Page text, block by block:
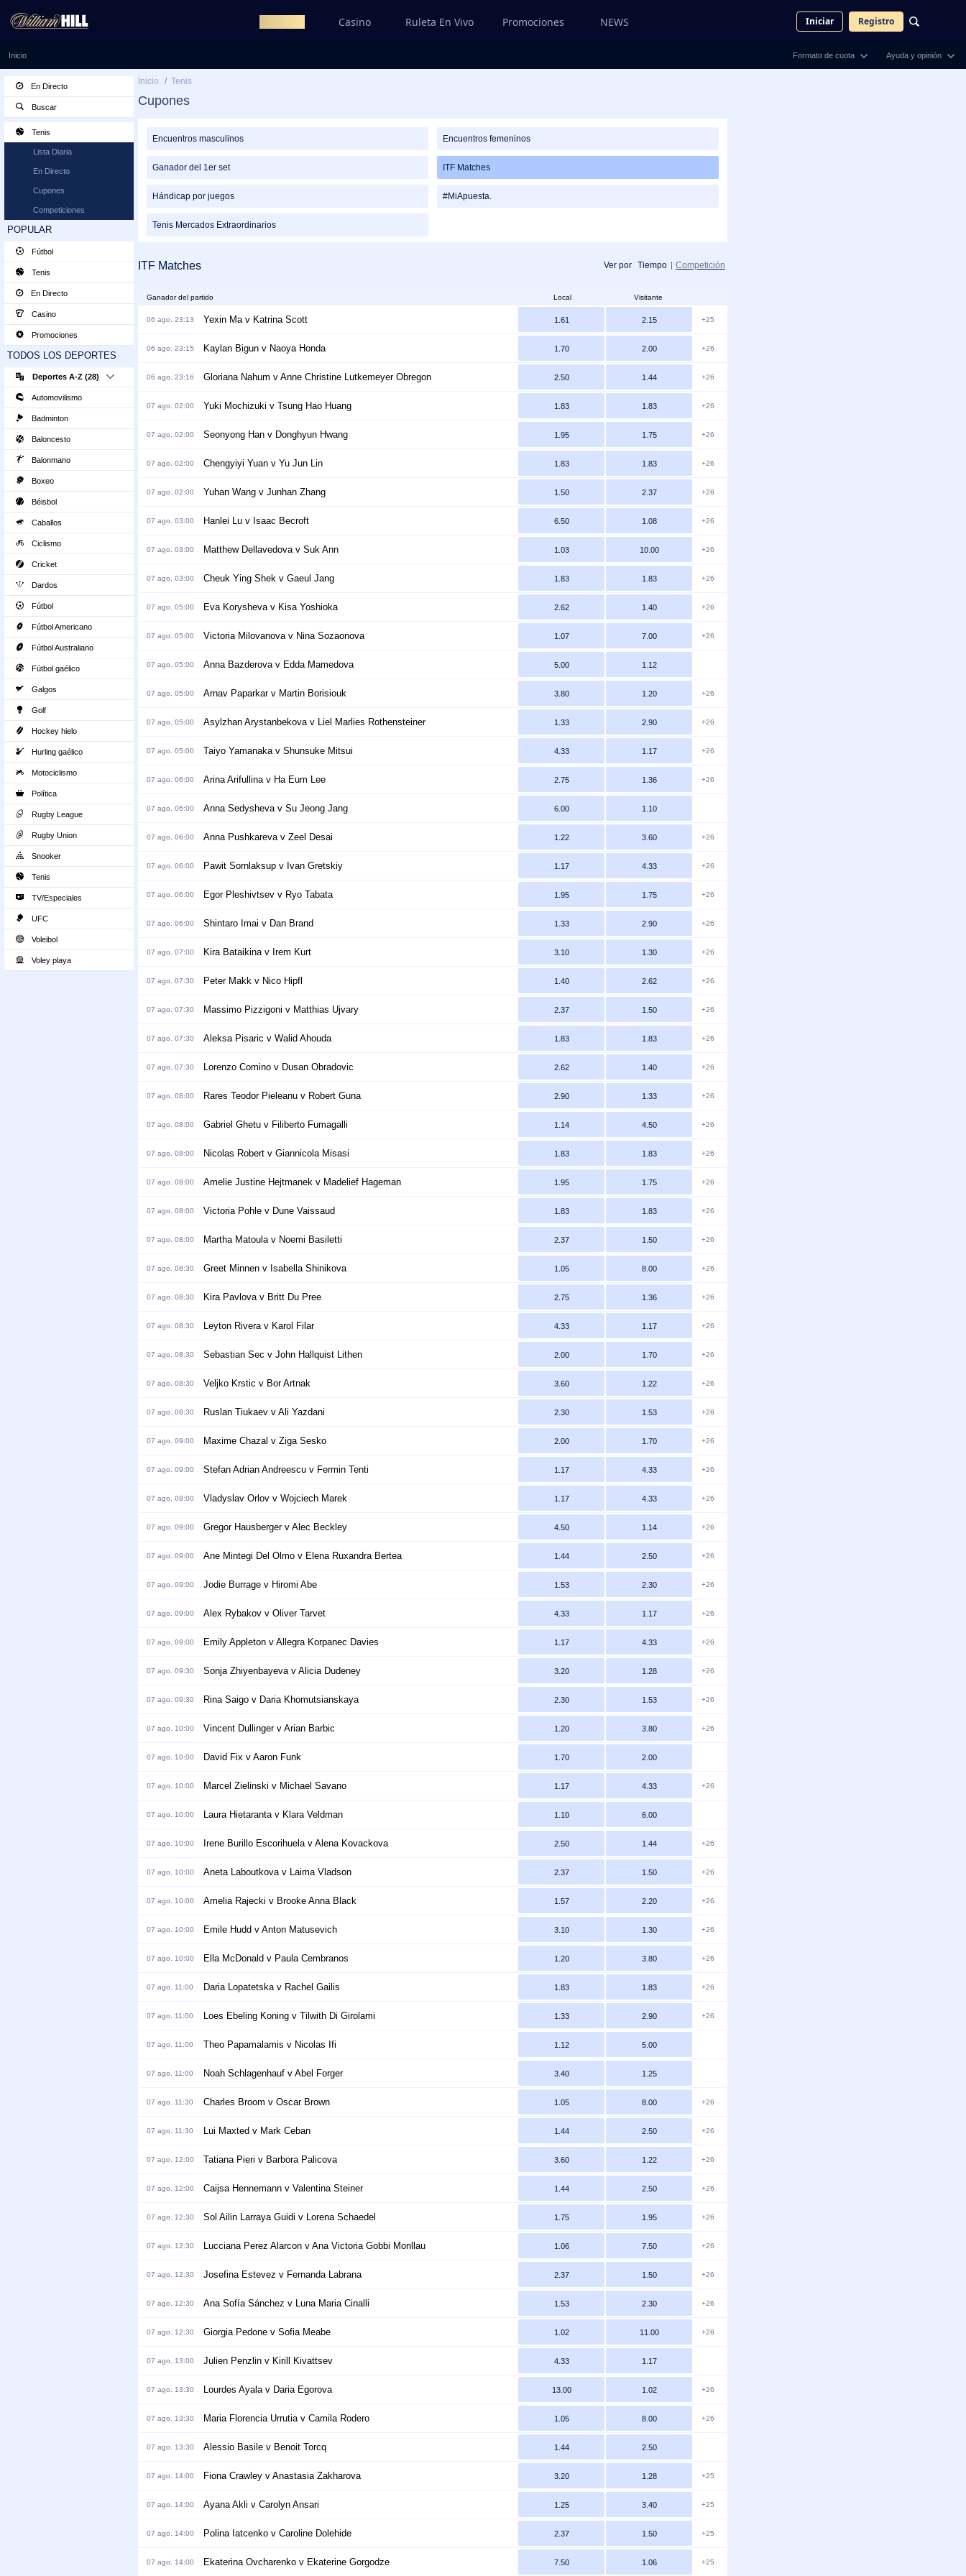
Casino Ruleta En Vivo Promociones NEWS Iniciar Registro
Inicio Formato de cuota Ayuda y opinión
En Directo
Buscar
Tenis
Lista Diaria
En Directo
Cupones
Competiciones
POPULAR
Fútbol
Tenis
En Directo
Casino
Promociones
TODOS LOS DEPORTES
Deportes A-Z (28)
Automovilismo
Badminton
Baloncesto
Balonmano
Boxeo
Béisbol
Caballos
Ciclismo
Cricket
Dardos
Fútbol
Fútbol Americano
Fútbol Australiano
Fútbol gaélico
Galgos
Golf
Hockey hielo
Hurling gaélico
Motociclismo
Política
Rugby League
Rugby Union
Snooker
Tenis
TV/Especiales
UFC
Voleibol
Voley playa
Inicio / Tenis
Cupones
Encuentros masculinos Encuentros femeninos
Ganador del 1er set ITF Matches
Hándicap por juegos #MiApuesta.
Tenis Mercados Extraordinarios
ITF Matches Ver por Tiempo Competición
Ganador del partido Local Visitante
06 ago. 23:13 Yexin Ma v Katrina Scott 1.61 2.15 +25
06 ago. 23:15 Kaylan Bigun v Naoya Honda 1.70 2.00 +26
06 ago. 23:16 Gloriana Nahum v Anne Christine Lutkemeyer Obregon 2.50 1.44 +26
07 ago. 02:00 Yuki Mochizuki v Tsung Hao Huang 1.83 1.83 +26
07 ago. 02:00 Seonyong Han v Donghyun Hwang 1.95 1.75 +26
07 ago. 02:00 Chengyiyi Yuan v Yu Jun Lin 1.83 1.83 +26
07 ago. 02:00 Yuhan Wang v Junhan Zhang 1.50 2.37 +26
07 ago. 03:00 Hanlei Lu v Isaac Becroft 6.50 1.08 +26
07 ago. 03:00 Matthew Dellavedova v Suk Ann 1.03 10.00 +26
07 ago. 03:00 Cheuk Ying Shek v Gaeul Jang 1.83 1.83 +26
07 ago. 05:00 Eva Korysheva v Kisa Yoshioka 2.62 1.40 +26
07 ago. 05:00 Victoria Milovanova v Nina Sozaonova 1.07 7.00 +26
07 ago. 05:00 Anna Bazderova v Edda Mamedova 5.00 1.12
07 ago. 05:00 Arnav Paparkar v Martin Borisiouk 3.80 1.20 +26
07 ago. 05:00 Asylzhan Arystanbekova v Liel Marlies Rothensteiner 1.33 2.90 +26
07 ago. 05:00 Taiyo Yamanaka v Shunsuke Mitsui 4.33 1.17 +26
07 ago. 06:00 Arina Arifullina v Ha Eum Lee 2.75 1.36 +26
07 ago. 06:00 Anna Sedysheva v Su Jeong Jang 6.00 1.10
07 ago. 06:00 Anna Pushkareva v Zeel Desai 1.22 3.60 +26
07 ago. 06:00 Pawit Sornlaksup v Ivan Gretskiy 1.17 4.33 +26
07 ago. 06:00 Egor Pleshivtsev v Ryo Tabata 1.95 1.75 +26
07 ago. 06:00 Shintaro Imai v Dan Brand 1.33 2.90 +26
07 ago. 07:00 Kira Bataikina v Irem Kurt 3.10 1.30 +26
07 ago. 07:30 Peter Makk v Nico Hipfl 1.40 2.62 +26
07 ago. 07:30 Massimo Pizzigoni v Matthias Ujvary 2.37 1.50 +26
07 ago. 07:30 Aleksa Pisaric v Walid Ahouda 1.83 1.83 +26
07 ago. 07:30 Lorenzo Comino v Dusan Obradovic 2.62 1.40 +26
07 ago. 08:00 Rares Teodor Pieleanu v Robert Guna 2.90 1.33 +26
07 ago. 08:00 Gabriel Ghetu v Filiberto Fumagalli 1.14 4.50 +26
07 ago. 08:00 Nicolas Robert v Giannicola Misasi 1.83 1.83 +26
07 ago. 08:00 Amelie Justine Hejtmanek v Madelief Hageman 1.95 1.75 +26
07 ago. 08:00 Victoria Pohle v Dune Vaissaud 1.83 1.83 +26
07 ago. 08:00 Martha Matoula v Noemi Basiletti 2.37 1.50 +26
07 ago. 08:30 Greet Minnen v Isabella Shinikova 1.05 8.00 +26
07 ago. 08:30 Kira Pavlova v Britt Du Pree 2.75 1.36 +26
07 ago. 08:30 Leyton Rivera v Karol Filar 4.33 1.17 +26
07 ago. 08:30 Sebastian Sec v John Hallquist Lithen 2.00 1.70 +26
07 ago. 08:30 Veljko Krstic v Bor Artnak 3.60 1.22 +26
07 ago. 08:30 Ruslan Tiukaev v Ali Yazdani 2.30 1.53 +26
07 ago. 09:00 Maxime Chazal v Ziga Sesko 2.00 1.70 +26
07 ago. 09:00 Stefan Adrian Andreescu v Fermin Tenti 1.17 4.33 +26
07 ago. 09:00 Vladyslav Orlov v Wojciech Marek 1.17 4.33 +26
07 ago. 09:00 Gregor Hausberger v Alec Beckley 4.50 1.14 +26
07 ago. 09:00 Ane Mintegi Del Olmo v Elena Ruxandra Bertea 1.44 2.50 +26
07 ago. 09:00 Jodie Burrage v Hiromi Abe 1.53 2.30 +26
07 ago. 09:00 Alex Rybakov v Oliver Tarvet 4.33 1.17 +26
07 ago. 09:00 Emily Appleton v Allegra Korpanec Davies 1.17 4.33 +26
07 ago. 09:30 Sonja Zhiyenbayeva v Alicia Dudeney 3.20 1.28 +26
07 ago. 09:30 Rina Saigo v Daria Khomutsianskaya 2.30 1.53 +26
07 ago. 10:00 Vincent Dullinger v Arian Barbic 1.20 3.80 +26
07 ago. 10:00 David Fix v Aaron Funk 1.70 2.00
07 ago. 10:00 Marcel Zielinski v Michael Savano 1.17 4.33 +26
07 ago. 10:00 Laura Hietaranta v Klara Veldman 1.10 6.00
07 ago. 10:00 Irene Burillo Escorihuela v Alena Kovackova 2.50 1.44 +26
07 ago. 10:00 Aneta Laboutkova v Laima Vladson 2.37 1.50 +26
07 ago. 10:00 Amelia Rajecki v Brooke Anna Black 1.57 2.20 +26
07 ago. 10:00 Emile Hudd v Anton Matusevich 3.10 1.30 +26
07 ago. 10:00 Ella McDonald v Paula Cembranos 1.20 3.80 +26
07 ago. 11:00 Daria Lopatetska v Rachel Gailis 1.83 1.83 +26
07 ago. 11:00 Loes Ebeling Koning v Tilwith Di Girolami 1.33 2.90 +26
07 ago. 11:00 Theo Papamalamis v Nicolas Ifi 1.12 5.00
07 ago. 11:00 Noah Schlagenhauf v Abel Forger 3.40 1.25
07 ago. 11:30 Charles Broom v Oscar Brown 1.05 8.00 +26
07 ago. 11:30 Lui Maxted v Mark Ceban 1.44 2.50 +26
07 ago. 12:00 Tatiana Pieri v Barbora Palicova 3.60 1.22 +26
07 ago. 12:00 Caijsa Hennemann v Valentina Steiner 1.44 2.50 +26
07 ago. 12:30 Sol Ailin Larraya Guidi v Lorena Schaedel 1.75 1.95 +26
07 ago. 12:30 Lucciana Perez Alarcon v Ana Victoria Gobbi Monllau 1.06 7.50 +26
07 ago. 12:30 Josefina Estevez v Fernanda Labrana 2.37 1.50 +26
07 ago. 12:30 Ana Sofía Sánchez v Luna Maria Cinalli 1.53 2.30 +26
07 ago. 12:30 Giorgia Pedone v Sofia Meabe 1.02 11.00 +26
07 ago. 13:00 Julien Penzlin v Kirill Kivattsev 4.33 1.17
07 ago. 13:30 Lourdes Ayala v Daria Egorova 13.00 1.02 +26
07 ago. 13:30 Maria Florencia Urrutia v Camila Rodero 1.05 8.00 +26
07 ago. 13:30 Alessio Basile v Benoit Torcq 1.44 2.50
07 ago. 14:00 Fiona Crawley v Anastasia Zakharova 3.20 1.28 +25
07 ago. 14:00 Ayana Akli v Carolyn Ansari 1.25 3.40 +25
07 ago. 14:00 Polina Iatcenko v Caroline Dolehide 2.37 1.50 +25
07 ago. 14:00 Ekaterina Ovcharenko v Ekaterine Gorgodze 7.50 1.06 +25
Buscar